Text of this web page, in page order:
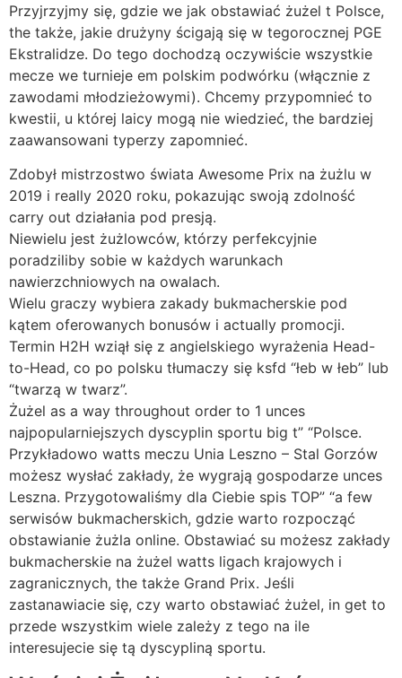
Przyjrzyjmy się, gdzie we jak obstawiać żużel t Polsce,
the także, jakie drużyny ścigają się w tegorocznej PGE
Ekstralidze. Do tego dochodzą oczywiście wszystkie
mecze we turnieje em polskim podwórku (włącznie z
zawodami młodzieżowymi). Chcemy przypomnieć to
kwestii, u której laicy mogą nie wiedzieć, the bardziej
zaawansowani typerzy zapomnieć.
Zdobył mistrzostwo świata Awesome Prix na żużlu w
2019 i really 2020 roku, pokazując swoją zdolność
carry out działania pod presją.
Niewielu jest żużlowców, którzy perfekcyjnie
poradziliby sobie w każdych warunkach
nawierzchniowych na owalach.
Wielu graczy wybiera zakady bukmacherskie pod
kątem oferowanych bonusów i actually promocji.
Termin H2H wziął się z angielskiego wyrażenia Head-
to-Head, co po polsku tłumaczy się ksfd “łeb w łeb” lub
“twarzą w twarz”.
Żużel as a way throughout order to 1 unces
najpopularniejszych dyscyplin sportu big t” “Polsce.
Przykładowo watts meczu Unia Leszno – Stal Gorzów
możesz wysłać zakłady, że wygrają gospodarze unces
Leszna. Przygotowaliśmy dla Ciebie spis TOP” “a few
serwisów bukmacherskich, gdzie warto rozpocząć
obstawianie żużla online. Obstawiać su możesz zakłady
bukmacherskie na żużel watts ligach krajowych i
zagranicznych, the także Grand Prix. Jeśli
zastanawiacie się, czy warto obstawiać żużel, in get to
przede wszystkim wiele zależy z tego na ile
interesujecie się tą dyscypliną sportu.